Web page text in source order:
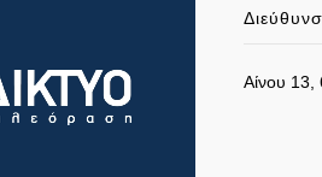
Αίνου 13,